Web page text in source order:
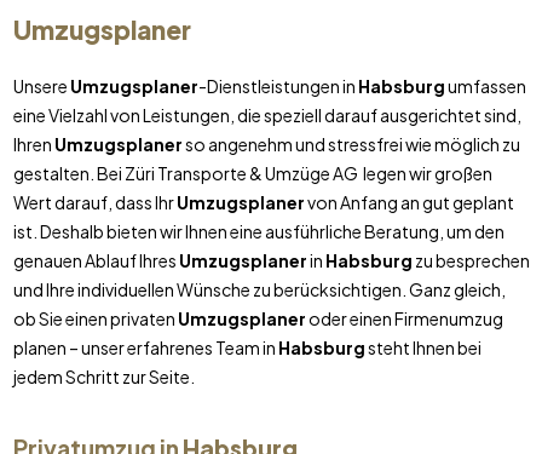
Umzugsplaner
Unsere Umzugsplaner-Dienstleistungen in Habsburgumfassen
eine Vielzahl von Leistungen, die speziell darauf ausgerichtet sind,
Ihren Umzugsplanerso angenehm und stressfrei wie möglich zu
gestalten. Bei Züri Transporte & Umzüge AG legen wir großen
Wert darauf, dass IhrUmzugsplanervon Anfang an gut geplant
ist. Deshalb bieten wir Ihnen eine ausführliche Beratung, um den
genauen Ablauf Ihres Umzugsplanerin Habsburg zu besprechen
und Ihre individuellen Wünsche zu berücksichtigen. Ganz gleich,
ob Sie einen privaten Umzugsplaneroder einen Firmenumzug
planen – unser erfahrenes Team in Habsburgsteht Ihnen bei
jedem Schritt zur Seite.
Privatumzug in Habsburg